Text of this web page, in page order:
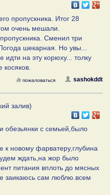
пропускника. Итог 28
очень мешали.
Сменил три
шекарная. Но увы...
на эту корюху... толку
sashokddt
пожаловаться
залив)
обезьянки с семьей,было
к новому фарватеру,глубина
ждать,на жор было
питания вплоть до мясных
заикаюсь сам люблю.всем